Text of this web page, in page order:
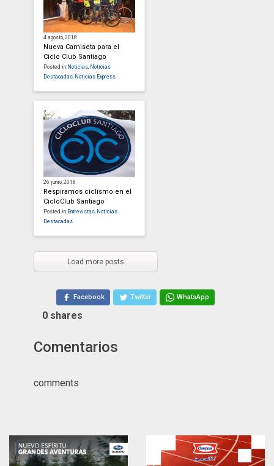
4 agosto, 2018
Nueva Camiseta para el
Ciclo Club Santiago
Posted in Noticias, Noticias
Destacadas, Noticias Express
26 junio, 2018
Respiramos ciclismo en el
CicloClub Santiago
Posted in Entrevistas Noticias
Destacadas
Load more posts
Facebook Twitter WhatsApp
0 shares
Comentarios
comments